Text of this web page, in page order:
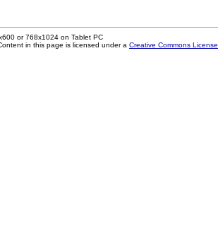
or 768x1024 on Tablet PC
in this page is licensed under a Creative Commons License